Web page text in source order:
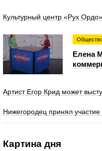
Культурный центр «Рух
Елена
Артист Егор Крид может
Нижегородец принял
Картина дня